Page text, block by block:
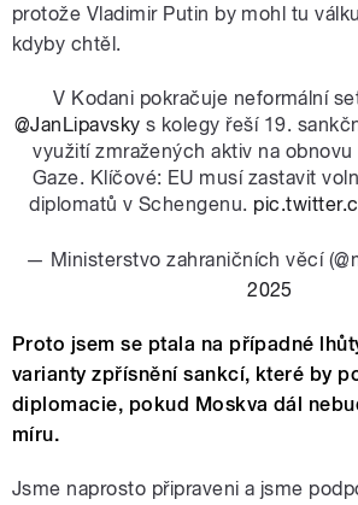
protože Vladimir Putin by mohl tu
kdyby chtěl.
V Kodani pokračuje neformální
@JanLipavsky s kolegy řeší 19.
využití zmražených aktiv na obnovu
Gaze. Klíčové: EU musí zastavit
diplomatů v Schengenu.
— Ministerstvo zahraničních věcí
2025
Proto jsem se ptala na případné
varianty zpřísnění sankcí, které by
diplomacie, pokud Moskva dál
míru.
Jsme naprosto připraveni a jsme